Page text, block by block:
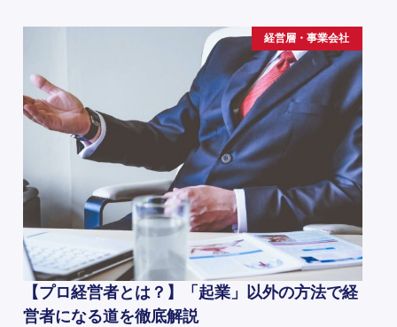
経営層・事業会社
【プロ経営者とは？】「起業」以外の方法で経
営者になる道を徹底解説